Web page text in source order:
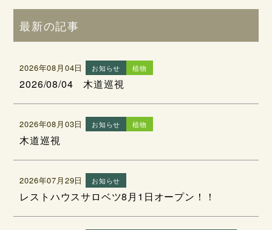
最新の記事
2026年08月04日 お知らせ 植物
2026/08/04 木道巡視
2026年08月03日 お知らせ 植物
木道巡視
2026年07月29日 お知らせ
レストハウスサロベツ8月1日オープン！！